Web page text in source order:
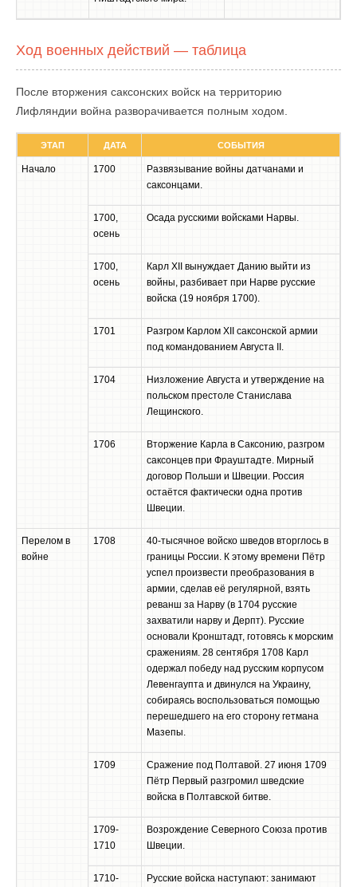
Ход военных действий — таблица
После вторжения саксонских войск на территорию
Лифляндии война разворачивается полным ходом.
ЭТАП ДАТА СОБЫТИЯ
Начало 1700
Развязывание войны датчанами и
саксонцами.
1700,
осень
Осада русскими войсками Нарвы.
1700,
осень
Карл XII вынуждает Данию выйти из
войны, разбивает при Нарве русские
войска (19 ноября 1700).
1701
Разгром Карлом XII саксонской армии
под командованием Августа II.
1704
Низложение Августа и утверждение на
польском престоле Станислава
Лещинского.
1706
Вторжение Карла в Саксонию, разгром
саксонцев при Фрауштадте. Мирный
договор Польши и Швеции. Россия
остаётся фактически одна против
Швеции.
Перелом в
войне
1708
40-тысячное войско шведов вторглось в
границы России. К этому времени Пётр
успел произвести преобразования в
армии, сделав её регулярной, взять
реванш за Нарву (в 1704 русские
захватили нарву и Дерпт). Русские
основали Кронштадт, готовясь к морским
сражениям. 28 сентября 1708 Карл
одержал победу над русским корпусом
Левенгаупта и двинулся на Украину,
собираясь воспользоваться помощью
перешедшего на его сторону гетмана
Мазепы.
1709
Сражение под Полтавой. 27 июня 1709
Пётр Первый разгромил шведские
войска в Полтавской битве.
1709-
1710
Возрождение Северного Союза против
Швеции.
1710- Русские войска наступают: занимают